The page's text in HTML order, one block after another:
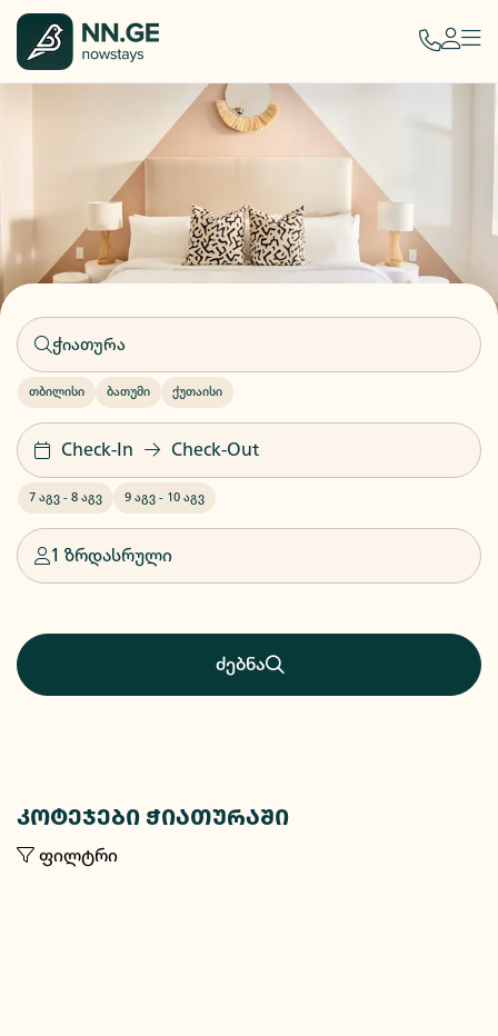
თბილისი ბათუმი ქუთაისი
Check-In Check-Out
7 აგვ - 8 აგვ 9 აგვ - 10 აგვ
1 ზრდასრული
ძებნა
კოტეჯები ჭიათურაში
ფილტრი